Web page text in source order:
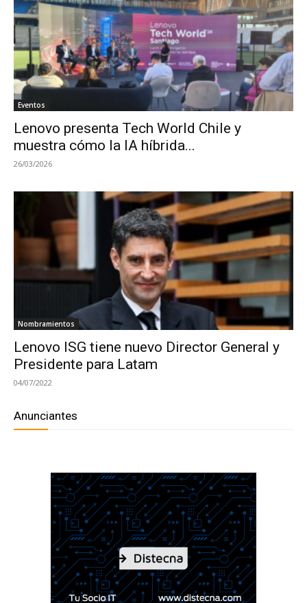
Eventos
Lenovo presenta Tech World Chile y
muestra cómo la IA híbrida...
26/03/2026
Nombramientos
Lenovo ISG tiene nuevo Director General y
Presidente para Latam
04/07/2022
Anunciantes